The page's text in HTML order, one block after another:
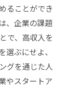
ることができ
、企業の課題
で、高収入を
ぶにせよ、
グを通じた人
やスタートア